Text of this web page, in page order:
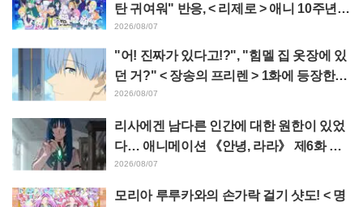
탄 귀여워" 반응, < 리제로 > 애니 10주년
기념 이벤트 비주얼 공개
2026/08/07
"어! 진짜가 있다고!?", "힘멜 집 옷장에 있
던 거?" < 장송의 프리렌 > 1화에 등장한
'암흑룡의 뿔' 공개에 팬들 경악
2026/08/07
리사에겐 남다른 인간에 대한 원한이 있었
다… 애니메이션 《안녕, 라라》 제6화 줄
거리·선공개 컷 공개
2026/08/07
모리아 루루카와의 손가락 걸기 샷도! < 명